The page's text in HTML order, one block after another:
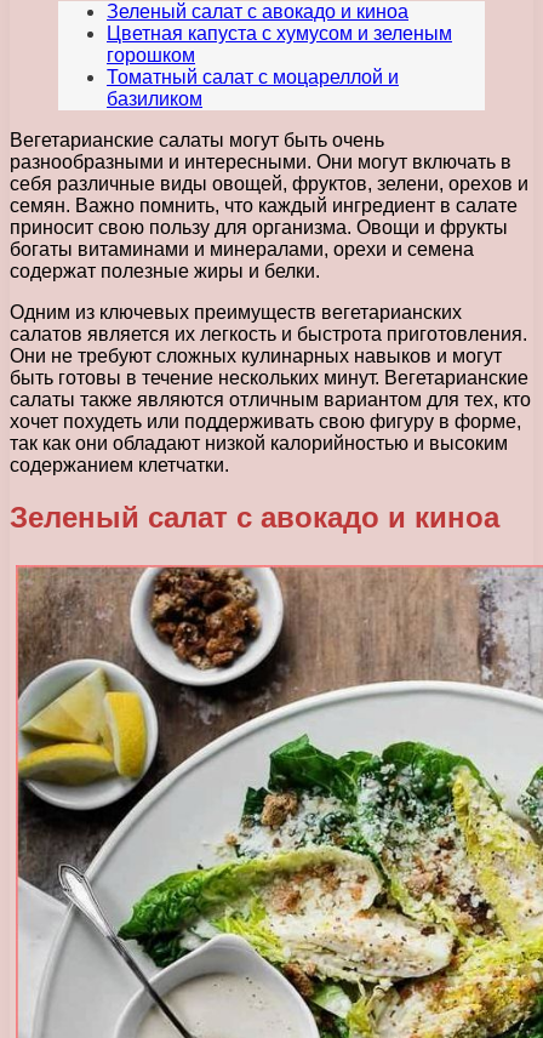
Зеленый салат с авокадо и киноа
Цветная капуста с хумусом и зеленым
горошком
Томатный салат с моцареллой и
базиликом
Вегетарианские салаты могут быть очень
разнообразными и интересными. Они могут включать в
себя различные виды овощей, фруктов, зелени, орехов и
семян. Важно помнить, что каждый ингредиент в салате
приносит свою пользу для организма. Овощи и фрукты
богаты витаминами и минералами, орехи и семена
содержат полезные жиры и белки.
Одним из ключевых преимуществ вегетарианских
салатов является их легкость и быстрота приготовления.
Они не требуют сложных кулинарных навыков и могут
быть готовы в течение нескольких минут. Вегетарианские
салаты также являются отличным вариантом для тех, кто
хочет похудеть или поддерживать свою фигуру в форме,
так как они обладают низкой калорийностью и высоким
содержанием клетчатки.
Зеленый салат с авокадо и киноа